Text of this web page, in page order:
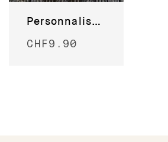
Personnalisez votre savon !
CHF 9.90